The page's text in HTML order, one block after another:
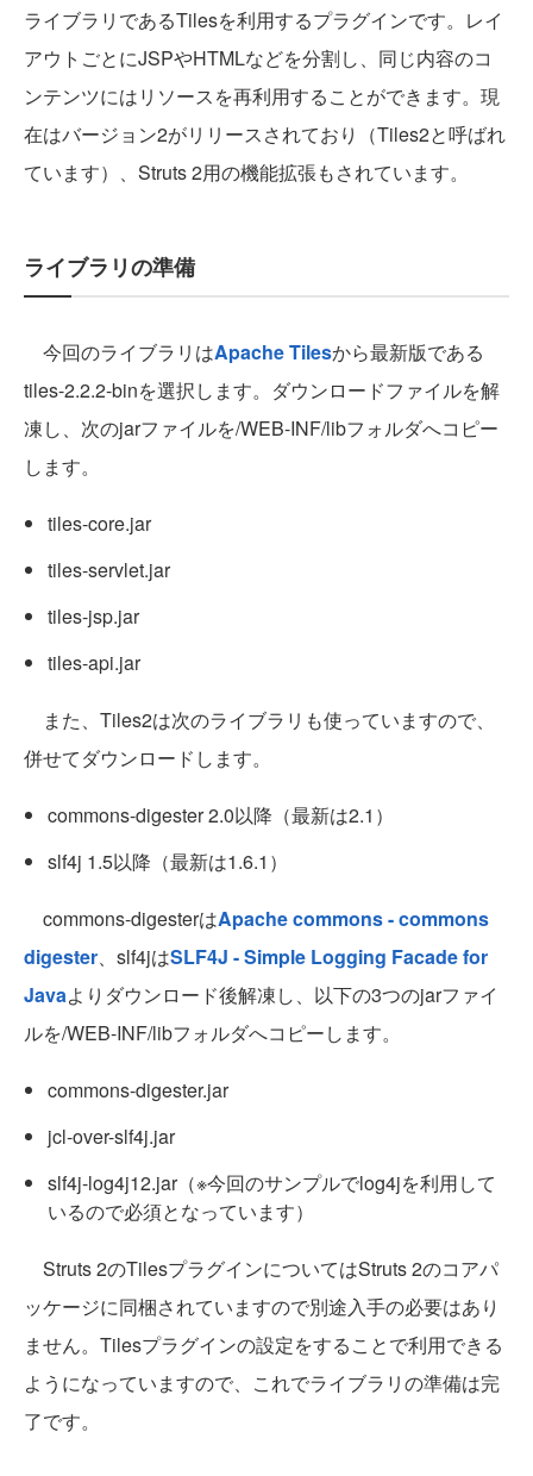
ライブラリであるTilesを利用するプラグインです。レイ
アウトごとにJSPやHTMLなどを分割し、同じ内容のコ
ンテンツにはリソースを再利用することができます。現
在はバージョン2がリリースされており（Tiles2と呼ばれ
ています）、Struts 2用の機能拡張もされています。
ライブラリの準備
今回のライブラリはApache Tilesから最新版である
tiles-2.2.2-binを選択します。ダウンロードファイルを解
凍し、次のjarファイルを/WEB-INF/libフォルダへコピー
します。
tiles-core.jar
tiles-servlet.jar
tiles-jsp.jar
tiles-api.jar
また、Tiles2は次のライブラリも使っていますので、
併せてダウンロードします。
commons-digester 2.0以降（最新は2.1）
slf4j 1.5以降（最新は1.6.1）
commons-digesterはApache commons - commons
digester、slf4jはSLF4J - Simple Logging Facade for
Javaよりダウンロード後解凍し、以下の3つのjarファイ
ルを/WEB-INF/libフォルダへコピーします。
commons-digester.jar
jcl-over-slf4j.jar
slf4j-log4j12.jar（※今回のサンプルでlog4jを利用して
いるので必須となっています）
Struts 2のTilesプラグインについてはStruts 2のコアパ
ッケージに同梱されていますので別途入手の必要はあり
ません。Tilesプラグインの設定をすることで利用できる
ようになっていますので、これでライブラリの準備は完
了です。